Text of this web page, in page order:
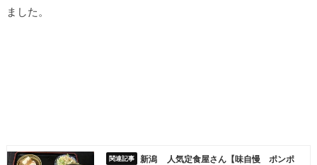
ました。
新潟 人気定食屋さん【味自慢 ポンポ